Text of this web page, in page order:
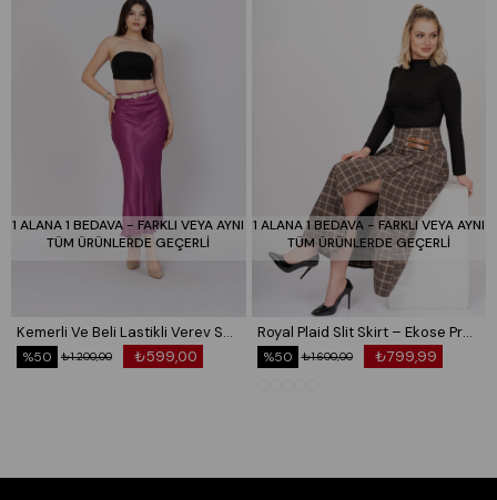
1 ALANA 1 BEDAVA - FARKLI VEYA AYNI
TÜM ÜRÜNLERDE GEÇERLİ
Kemerli Ve Beli Lastikli Verev Saten Etek 6791
₺599,00
₺1.200,00
%50
1 ALANA 1 BEDAVA - FARKLI VEYA AYNI
TÜM ÜRÜNLERDE GEÇERLİ
Royal Plaid Slit Skirt – Ekose Premium Maxi Etek 6831
₺799,99
₺1.600,00
%50